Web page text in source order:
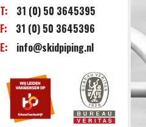
T:
31 (0) 50 3645395
F:
31 (0) 50 3645396
E:
info@skidpiping.nl